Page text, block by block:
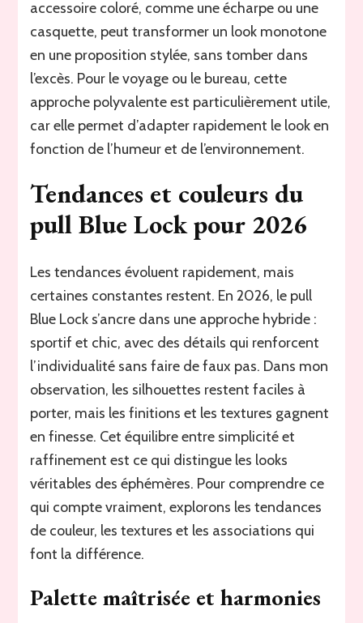
accessoire coloré, comme une écharpe ou une
casquette, peut transformer un look monotone
en une proposition stylée, sans tomber dans
l’excès. Pour le voyage ou le bureau, cette
approche polyvalente est particulièrement utile,
car elle permet d’adapter rapidement le look en
fonction de l’humeur et de l’environnement.
Tendances et couleurs du
pull Blue Lock pour 2026
Les tendances évoluent rapidement, mais
certaines constantes restent. En 2026, le pull
Blue Lock s’ancre dans une approche hybride :
sportif et chic, avec des détails qui renforcent
l’individualité sans faire de faux pas. Dans mon
observation, les silhouettes restent faciles à
porter, mais les finitions et les textures gagnent
en finesse. Cet équilibre entre simplicité et
raffinement est ce qui distingue les looks
véritables des éphémères. Pour comprendre ce
qui compte vraiment, explorons les tendances
de couleur, les textures et les associations qui
font la différence.
Palette maîtrisée et harmonies